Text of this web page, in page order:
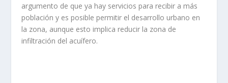
argumento de que ya hay servicios para recibir a más
población y es posible permitir el desarrollo urbano en
la zona, aunque esto implica reducir la zona de
infiltración del acuífero.